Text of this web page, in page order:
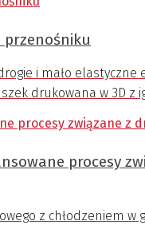
przenośniku
i mało elastyczne
drukowana w 3D z
procesy
z chłodzeniem w